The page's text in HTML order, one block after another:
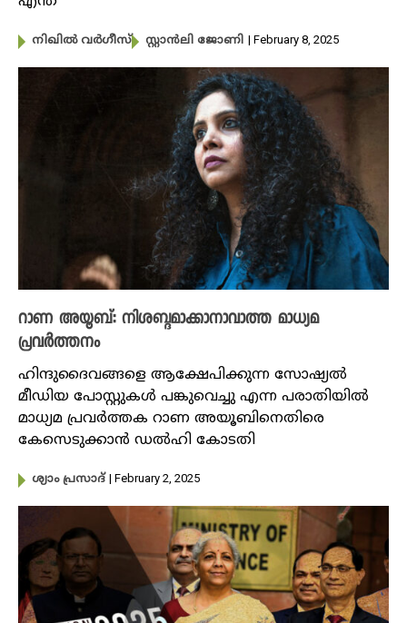
നിഖില്‍ വര്‍ഗീസ്‌ സ്റ്റാൻലി ജോണി | February 8, 2025
റാണ അയൂബ്: നിശബ്ദമാക്കാനാവാത്ത മാധ്യമ
പ്രവർത്തനം
ഹിന്ദുദൈവങ്ങളെ ആക്ഷേപിക്കുന്ന സോഷ്യൽ
മീഡിയ പോസ്റ്റുകൾ പങ്കുവെച്ചു എന്ന പരാതിയിൽ
മാധ്യമ പ്രവർത്തക റാണ അയൂബിനെതിരെ
കേസെടുക്കാൻ ഡൽഹി കോടതി
ശ്യാം പ്രസാദ് | February 2, 2025